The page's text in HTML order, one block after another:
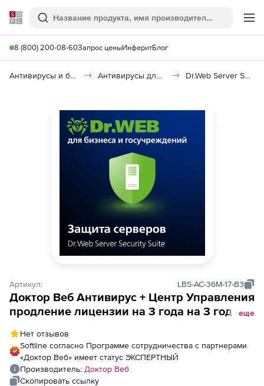
Softline
Поиск
8 (800) 200-08-60Запрос ценыИнферитБлог
Антивирусы и безопасность Антивирусы для организаций Dr.Web Server Security Suite Base Price
Артикул: LBS-AC-36M-17-B3
Доктор Веб Антивирус + Центр Управления
продление лицензии на 3 года на 3 года
еще
Нет отзывов
Softline согласно Программе сотрудничества с партнерами
«Доктор Веб» имеет статус ЭКСПЕРТНЫЙ
Производитель: Доктор Веб
Скопировать ссылку